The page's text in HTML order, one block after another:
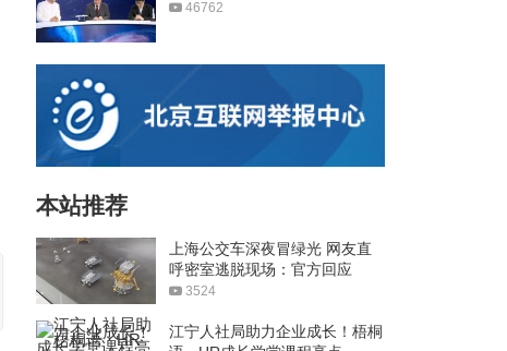
46762
本站推荐
上海公交车深夜冒绿光 网友直
呼密室逃脱现场：官方回应
3524
江宁人社局助力企业成长！梧桐